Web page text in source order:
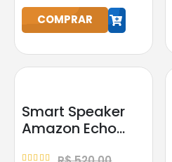
h
COMPRAR
Smart Speaker
Amazon Echo